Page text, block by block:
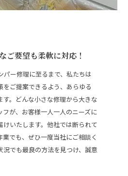
ご要望も柔軟に対応！
パー修理に至るまで、私たちは
ご提案できるよう、あらゆる
。どんな小さな修理から大きな
が、お客様一人一人のニーズに
けいたします。他社では断られて
でも、ぜひ一度当社にご相談く
でも最良の方法を見つけ、誠意